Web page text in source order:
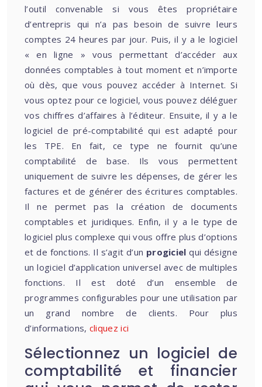
l’outil convenable si vous êtes propriétaire
d’entrepris qui n’a pas besoin de suivre leurs
comptes 24 heures par jour. Puis, il y a le logiciel
« en ligne » vous permettant d’accéder aux
données comptables à tout moment et n’importe
où dès, que vous pouvez accéder à Internet. Si
vous optez pour ce logiciel, vous pouvez déléguer
vos chiffres d’affaires à l’éditeur. Ensuite, il y a le
logiciel de pré-comptabilité qui est adapté pour
les TPE. En fait, ce type ne fournit qu’une
comptabilité de base. Ils vous permettent
uniquement de suivre les dépenses, de gérer les
factures et de générer des écritures comptables.
Il ne permet pas la création de documents
comptables et juridiques. Enfin, il y a le type de
logiciel plus complexe qui vous offre plus d’options
et de fonctions. Il s’agit d’un progiciel qui désigne
un logiciel d’application universel avec de multiples
fonctions. Il est doté d’un ensemble de
programmes configurables pour une utilisation par
un grand nombre de clients. Pour plus
d’informations, cliquez ici
Sélectionnez un logiciel de
comptabilité et financier